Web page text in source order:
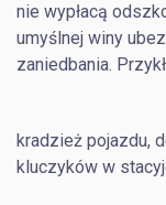
nie wypłacą
umyślnej winy
zaniedbania.
kradzież pojazdu,
kluczyków w